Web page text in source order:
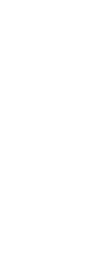
です。
ず変更すること